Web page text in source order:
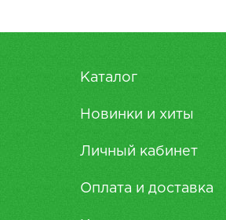
Каталог
Новинки и хиты
Личный кабинет
Оплата и доставка